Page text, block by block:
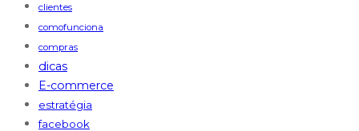
clientes
comofunciona
compras
dicas
E-commerce
estratégia
facebook